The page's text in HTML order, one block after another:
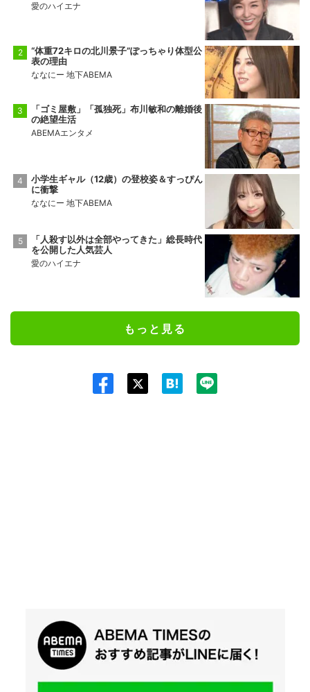
愛のハイエナ
“体重72キロの北川景子”ぽっちゃり体型公
表の理由
ななにー 地下ABEMA
「ゴミ屋敷」「孤独死」布川敏和の離婚後
の絶望生活
ABEMAエンタメ
小学生ギャル（12歳）の登校姿＆すっぴん
に衝撃
ななにー 地下ABEMA
「人殺す以外は全部やってきた」総長時代
を公開した人気芸人
愛のハイエナ
もっと見る